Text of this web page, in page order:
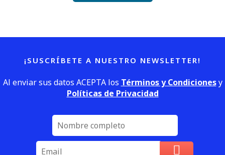
¡SUSCRÍBETE A NUESTRO NEWSLETTER!
Al enviar sus datos ACEPTA los Términos y Condicionesy
Políticas de Privacidad